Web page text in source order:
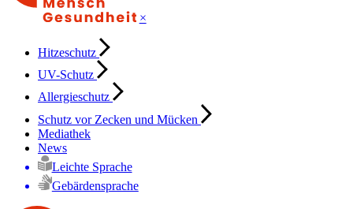
×
Hitzeschutz
UV-Schutz
Allergieschutz
Schutz vor Zecken und Mücken
Mediathek
News
Leichte Sprache
Gebärdensprache